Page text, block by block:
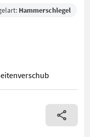
Hammerschlegel